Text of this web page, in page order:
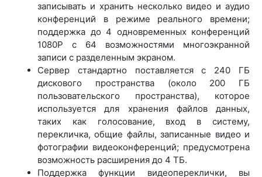
записывать и хранить несколько видео и аудио
конференций в режиме реального времени;
поддержка до 4 одновременных конференций
1080P с 64 возможностями многоэкранной
записи с разделенным экраном.
Сервер стандартно поставляется с 240 ГБ
дискового пространства (около 200 ГБ
пользовательского пространства), которое
используется для хранения файлов данных,
таких как голосование, вход в систему,
перекличка, общие файлы, записанные видео и
фотографии видеоконференций; предусмотрена
возможность расширения до 4 ТБ.
Поддержка функции видеопереклички, вы